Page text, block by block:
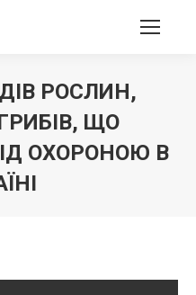
РОСЛИН,
ЩО
ОХОРОНОЮ В